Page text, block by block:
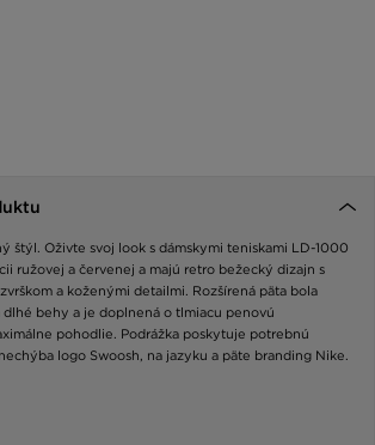
štýl. Oživte svoj look s dámskymi teniskami LD-1000
ružovej a červenej a majú retro bežecký dizajn s
a koženými detailmi. Rozšírená päta bola
behy a je doplnená o tlmiacu penovú
pohodlie. Podrážka poskytuje potrebnú
logo Swoosh, na jazyku a päte branding Nike.